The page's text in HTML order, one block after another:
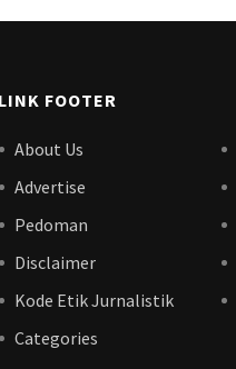
LINK FOOTER
About Us
Advertise
Pedoman
Disclaimer
Kode Etik Jurnalistik
Categories